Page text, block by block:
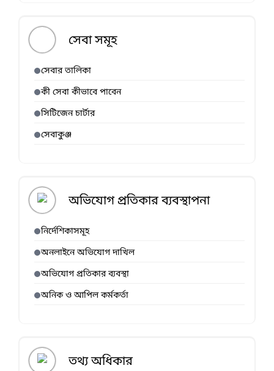
সেবা সমূহ
সেবার তালিকা
কী সেবা কীভাবে পাবেন
সিটিজেন চার্টার
সেবাকুঞ্জ
অভিযোগ প্রতিকার ব্যবস্থাপনা
নির্দেশিকাসমূহ
অনলাইনে অভিযোগ দাখিল
অভিযোগ প্রতিকার ব্যবস্থা
অনিক ও আপিল কর্মকর্তা
তথ্য অধিকার